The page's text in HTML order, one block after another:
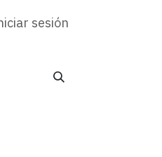
al cliente HR
sesión